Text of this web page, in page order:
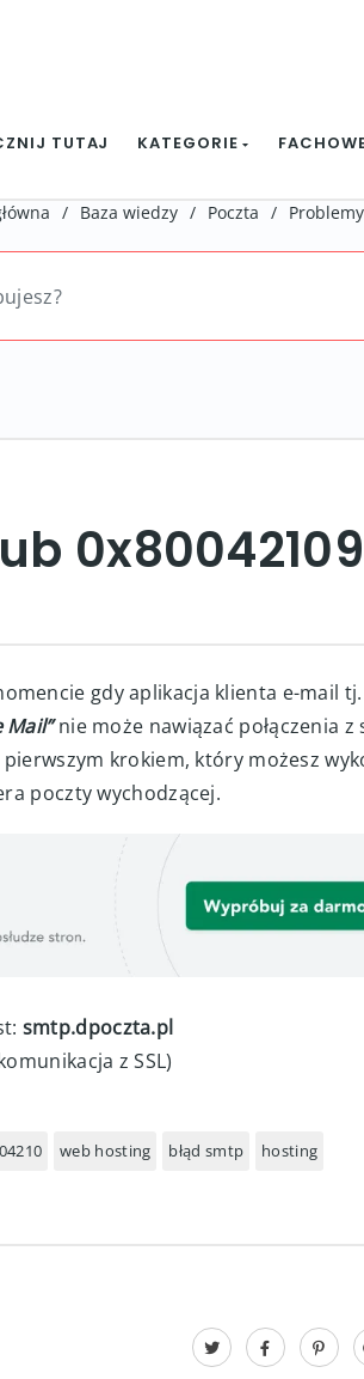
TUTAJ KATEGORIE
/ Baza wiedzy / Poczta /
gdy aplikacja klienta e-mail tj.
Mail”nie może nawiązać połączenia z
krokiem, który możesz
poczty wychodzącej.
smtp.dpoczta.pl
z SSL)
web hosting błąd smtp hosting